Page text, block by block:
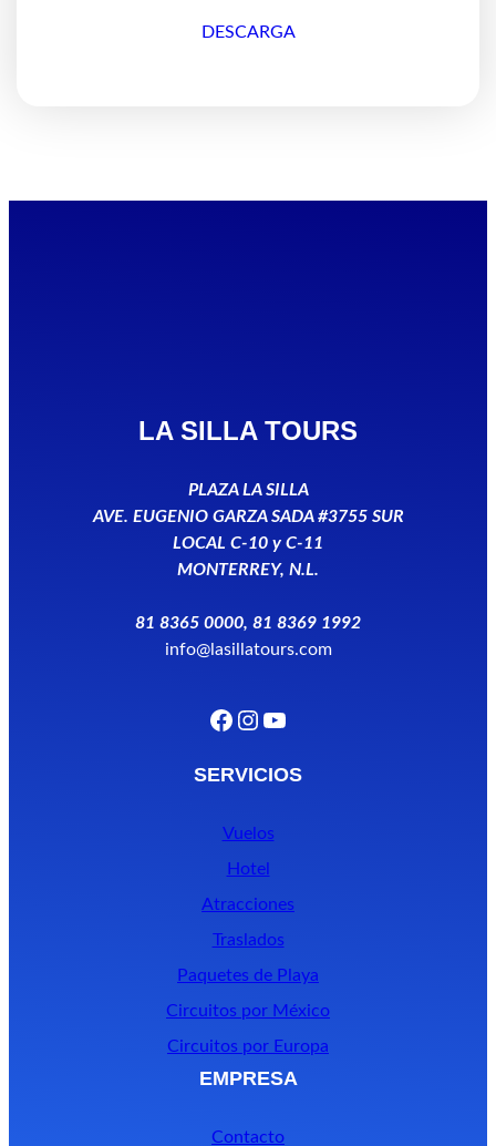
DESCARGA
LA SILLA TOURS
PLAZA LA SILLA
AVE. EUGENIO GARZA SADA #3755 SUR
LOCAL C-10 y C-11
MONTERREY, N.L.
81 8365 0000, 81 8369 1992
info@lasillatours.com
Facebook Instagram YouTube
SERVICIOS
Vuelos
Hotel
Atracciones
Traslados
Paquetes de Playa
Circuitos por México
Circuitos por Europa
EMPRESA
Contacto